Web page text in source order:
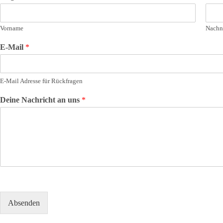
Vorname
E-Mail *
E-Mail Adresse für Rückfragen
Deine Nachricht an uns *
Absenden